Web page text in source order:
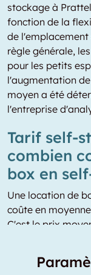
stockage à
fonction de la
de l'emplacement
règle générale,
pour les petits
l'augmentation
moyen a été
l'entreprise
Tarif self-
combien
box en
Une location de
coûte en
C'est le prix
de self-stockage,
flexibilité des